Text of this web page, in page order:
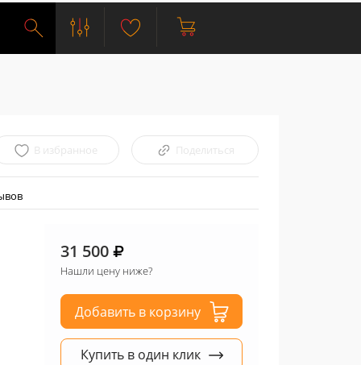
В избранное Поделиться
31 500
Нашли цену ниже?
Добавить в корзину
Купить в один клик